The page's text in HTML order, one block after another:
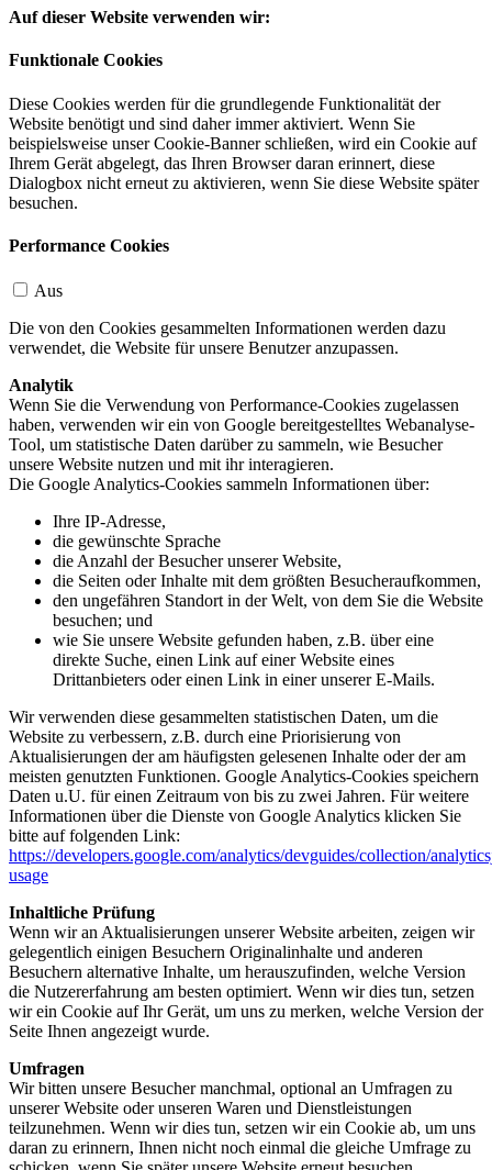
Auf dieser Website verwenden wir:
Funktionale Cookies
Diese Cookies werden für die grundlegende Funktionalität der
Website benötigt und sind daher immer aktiviert. Wenn Sie
beispielsweise unser Cookie-Banner schließen, wird ein Cookie auf
Ihrem Gerät abgelegt, das Ihren Browser daran erinnert, diese
Dialogbox nicht erneut zu aktivieren, wenn Sie diese Website später
besuchen.
Performance Cookies
Aus
Die von den Cookies gesammelten Informationen werden dazu
verwendet, die Website für unsere Benutzer anzupassen.
Analytik
Wenn Sie die Verwendung von Performance-Cookies zugelassen
haben, verwenden wir ein von Google bereitgestelltes Webanalyse-
Tool, um statistische Daten darüber zu sammeln, wie Besucher
unsere Website nutzen und mit ihr interagieren.
Die Google Analytics-Cookies sammeln Informationen über:
Ihre IP-Adresse,
die gewünschte Sprache
die Anzahl der Besucher unserer Website,
die Seiten oder Inhalte mit dem größten Besucheraufkommen,
den ungefähren Standort in der Welt, von dem Sie die Website
besuchen; und
wie Sie unsere Website gefunden haben, z.B. über eine
direkte Suche, einen Link auf einer Website eines
Drittanbieters oder einen Link in einer unserer E-Mails.
Wir verwenden diese gesammelten statistischen Daten, um die
Website zu verbessern, z.B. durch eine Priorisierung von
Aktualisierungen der am häufigsten gelesenen Inhalte oder der am
meisten genutzten Funktionen. Google Analytics-Cookies speichern
Daten u.U. für einen Zeitraum von bis zu zwei Jahren. Für weitere
Informationen über die Dienste von Google Analytics klicken Sie
bitte auf folgenden Link:
https://developers.google.com/analytics/devguides/collection/
usage
Inhaltliche Prüfung
Wenn wir an Aktualisierungen unserer Website arbeiten, zeigen wir
gelegentlich einigen Besuchern Originalinhalte und anderen
Besuchern alternative Inhalte, um herauszufinden, welche Version
die Nutzererfahrung am besten optimiert. Wenn wir dies tun, setzen
wir ein Cookie auf Ihr Gerät, um uns zu merken, welche Version der
Seite Ihnen angezeigt wurde.
Umfragen
Wir bitten unsere Besucher manchmal, optional an Umfragen zu
unserer Website oder unseren Waren und Dienstleistungen
teilzunehmen. Wenn wir dies tun, setzen wir ein Cookie ab, um uns
daran zu erinnern, Ihnen nicht noch einmal die gleiche Umfrage zu